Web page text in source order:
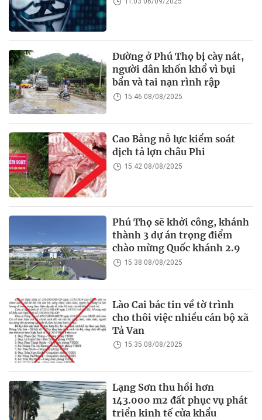
Đường ở Phú Thọ bị cày nát,
người dân khốn khổ vì bụi
bẩn và tai nạn rình rập
15:46 08/08/2025
Cao Bằng nỗ lực kiểm soát
dịch tả lợn châu Phi
15:42 08/08/2025
Phú Thọ sẽ khởi công, khánh
thành 3 dự án trọng điểm
chào mừng Quốc khánh 2.9
15:38 08/08/2025
Lào Cai bác tin về tờ trình
cho thôi việc nhiều cán bộ xã
Tả Van
15:35 08/08/2025
Lạng Sơn thu hồi hơn
143.000 m2 đất phục vụ phát
triển kinh tế cửa khẩu